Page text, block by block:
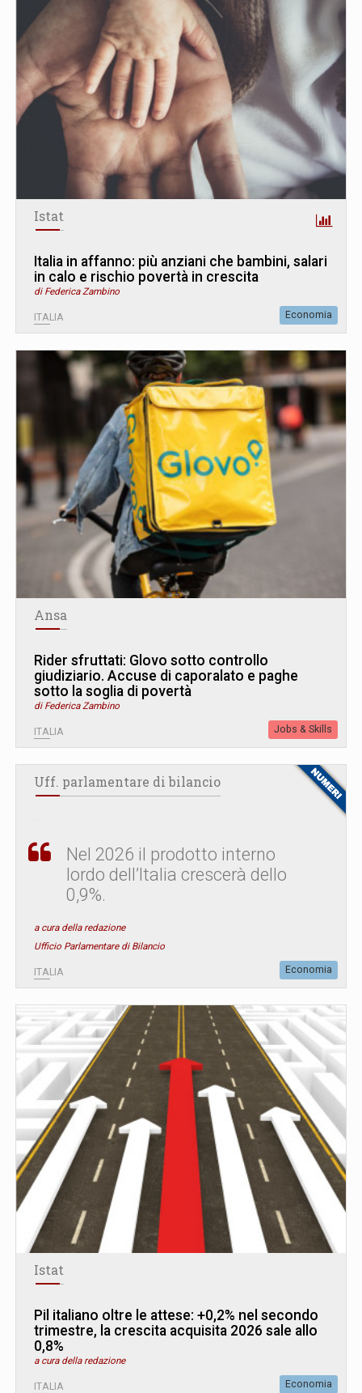
Istat
Italia in affanno: più anziani che bambini, salari
in calo e rischio povertà in crescita
di Federica Zambino
ITALIA Economia
Ansa
Rider sfruttati: Glovo sotto controllo
giudiziario. Accuse di caporalato e paghe
sotto la soglia di povertà
di Federica Zambino
ITALIA Jobs & Skills
Uff. parlamentare di bilancio
Nel 2026 il prodotto interno
lordo dell’Italia crescerà dello
0,9%.
a cura della redazione
Ufficio Parlamentare di Bilancio
ITALIA Economia
Istat
Pil italiano oltre le attese: +0,2% nel secondo
trimestre, la crescita acquisita 2026 sale allo
0,8%
a cura della redazione
ITALIA Economia